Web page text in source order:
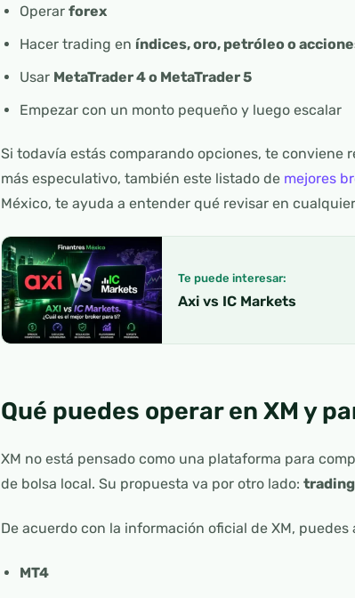
Operar forex
Hacer trading en índices, oro, petróleo o
Usar MetaTrader 4 o MetaTrader 5
Empezar con un monto pequeño y luego escalar
Si todavía estás comparando opciones, te conviene
más especulativo, también este listado de mejores
México, te ayuda a entender qué revisar en
Te puede interesar:
Axi vs IC Markets
Qué puedes operar en XM y
XM no está pensado como una plataforma para
de bolsa local. Su propuesta va por otro lado: trading
De acuerdo con la información oficial de XM, puedes
MT4